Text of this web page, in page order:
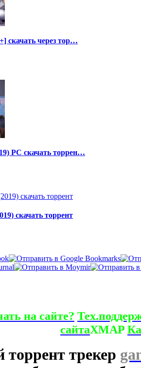
скачать через тор…
PC скачать торрен…
скачать торрент
на сайте?
сайтаXMAP
торрент трекер